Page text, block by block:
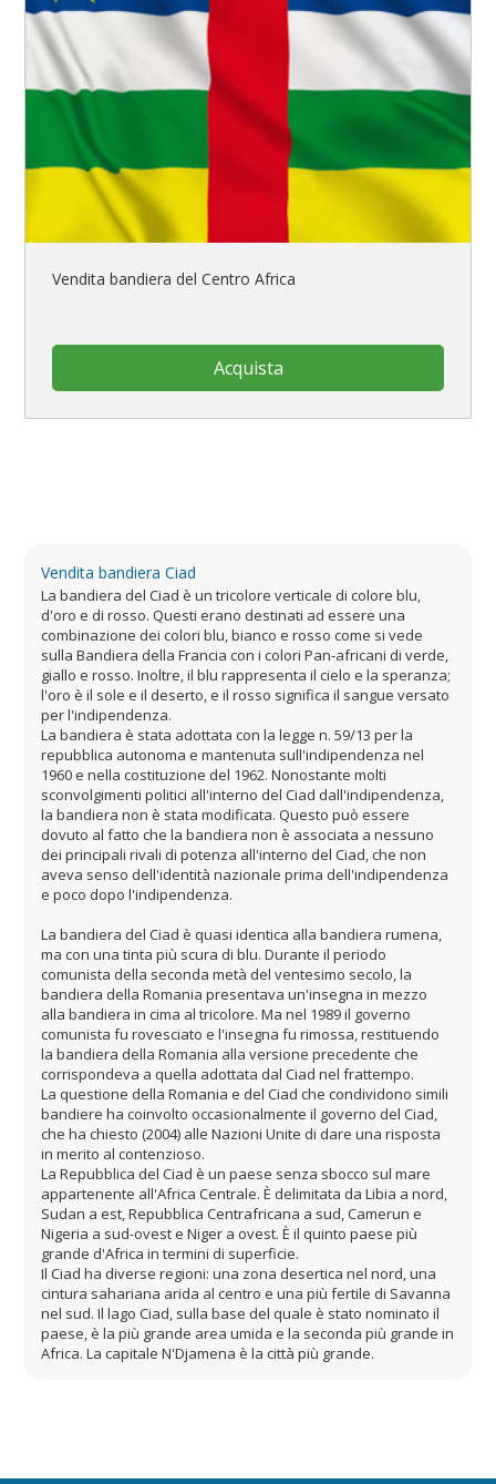
Vendita bandiera del Centro Africa
Acquista
Vendita bandiera Ciad
La bandiera del Ciad è un tricolore verticale di colore blu,
d'oro e di rosso. Questi erano destinati ad essere una
combinazione dei colori blu, bianco e rosso come si vede
sulla Bandiera della Francia con i colori Pan-africani di verde,
giallo e rosso. Inoltre, il blu rappresenta il cielo e la speranza;
l'oro è il sole e il deserto, e il rosso significa il sangue versato
per l'indipendenza.
La bandiera è stata adottata con la legge n. 59/13 per la
repubblica autonoma e mantenuta sull'indipendenza nel
1960 e nella costituzione del 1962. Nonostante molti
sconvolgimenti politici all'interno del Ciad dall'indipendenza,
la bandiera non è stata modificata. Questo può essere
dovuto al fatto che la bandiera non è associata a nessuno
dei principali rivali di potenza all'interno del Ciad, che non
aveva senso dell'identità nazionale prima dell'indipendenza
e poco dopo l'indipendenza.
La bandiera del Ciad è quasi identica alla bandiera rumena,
ma con una tinta più scura di blu. Durante il periodo
comunista della seconda metà del ventesimo secolo, la
bandiera della Romania presentava un'insegna in mezzo
alla bandiera in cima al tricolore. Ma nel 1989 il governo
comunista fu rovesciato e l'insegna fu rimossa, restituendo
la bandiera della Romania alla versione precedente che
corrispondeva a quella adottata dal Ciad nel frattempo.
La questione della Romania e del Ciad che condividono simili
bandiere ha coinvolto occasionalmente il governo del Ciad,
che ha chiesto (2004) alle Nazioni Unite di dare una risposta
in merito al contenzioso.
La Repubblica del Ciad è un paese senza sbocco sul mare
appartenente all'Africa Centrale. È delimitata da Libia a nord,
Sudan a est, Repubblica Centrafricana a sud, Camerun e
Nigeria a sud-ovest e Niger a ovest. È il quinto paese più
grande d'Africa in termini di superficie.
Il Ciad ha diverse regioni: una zona desertica nel nord, una
cintura sahariana arida al centro e una più fertile di Savanna
nel sud. Il lago Ciad, sulla base del quale è stato nominato il
paese, è la più grande area umida e la seconda più grande in
Africa. La capitale N'Djamena è la città più grande.